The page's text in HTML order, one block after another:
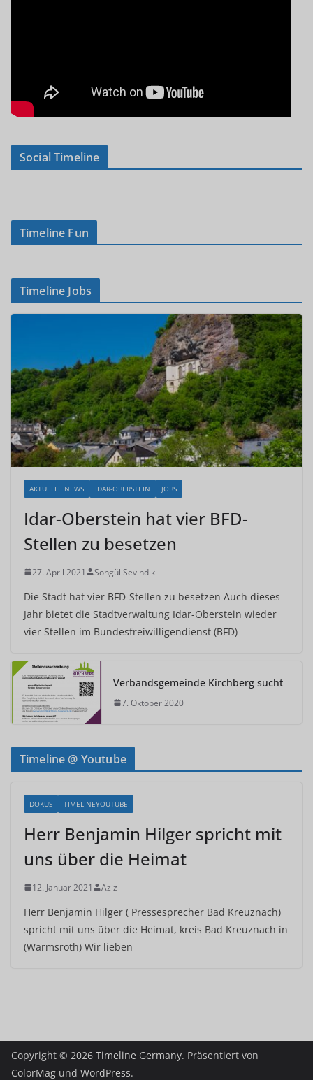
Social Timeline
Timeline Fun
Timeline Jobs
AKTUELLE NEWS IDAR-OBERSTEIN JOBS
Idar-Oberstein hat vier BFD-
Stellen zu besetzen
27. April 2021 Songül Sevindik
Die Stadt hat vier BFD-Stellen zu besetzen Auch dieses
Jahr bietet die Stadtverwaltung Idar-Oberstein wieder
vier Stellen im Bundesfreiwilligendienst (BFD)
Verbandsgemeinde Kirchberg sucht
7. Oktober 2020
Timeline @ Youtube
DOKUS TIMELINEYOUTUBE
Herr Benjamin Hilger spricht mit
uns über die Heimat
12. Januar 2021 Aziz
Herr Benjamin Hilger ( Pressesprecher Bad Kreuznach)
spricht mit uns über die Heimat, kreis Bad Kreuznach in
(Warmsroth) Wir lieben
Copyright © 2026 Timeline Germany. Präsentiert von
ColorMag und WordPress.